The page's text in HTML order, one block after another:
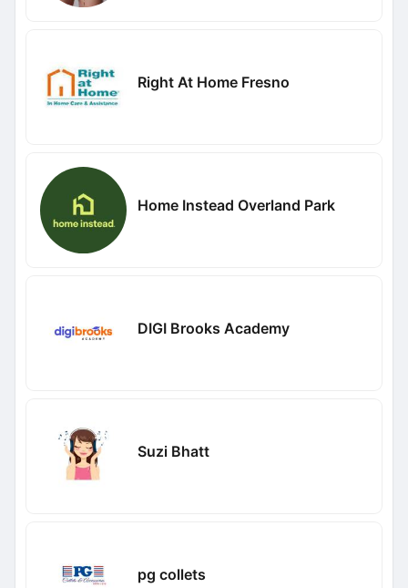
Right At Home Fresno
Home Instead Overland Park
DIGI Brooks Academy
Suzi Bhatt
pg collets